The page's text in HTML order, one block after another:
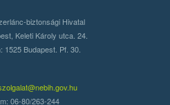
biztonsági Hivatal
Keleti Károly utca. 24.
1525 Budapest. Pf. 30.
06-80/263-244